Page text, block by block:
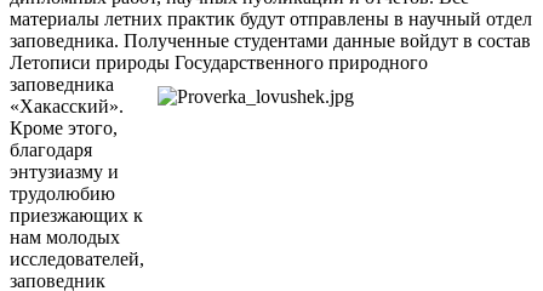
материалы летних практик будут отправлены в научный отдел
заповедника. Полученные студентами данные войдут в состав
Летописи природы Государственного природного
заповедника
«Хакасский».
Кроме этого,
благодаря
энтузиазму и
трудолюбию
приезжающих к
нам молодых
исследователей,
заповедник